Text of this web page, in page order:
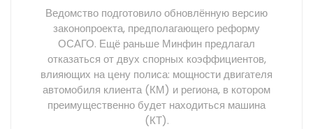
Ведомство подготовило обновлённую версию
законопроекта, предполагающего реформу
ОСАГО. Ещё раньше Минфин предлагал
отказаться от двух спорных коэффициентов,
влияющих на цену полиса: мощности двигателя
автомобиля клиента (КМ) и региона, в котором
преимущественно будет находиться машина
(КТ).